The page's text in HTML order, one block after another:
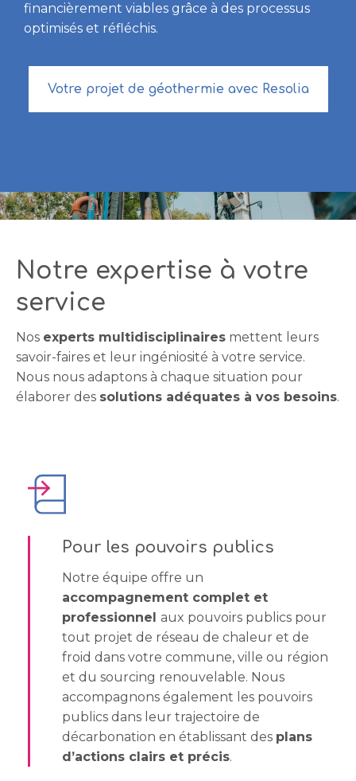
financièrement viables grâce à des processus
optimisés et réfléchis.
Votre projet de géothermie avec Resolia
Notre expertise à votre
service
Nos experts multidisciplinaires mettent leurs
savoir-faires et leur ingéniosité à votre service.
Nous nous adaptons à chaque situation pour
élaborer des solutions adéquates à vos besoins.
Pour les pouvoirs publics
Notre équipe offre un
accompagnement complet et
professionnel aux pouvoirs publics pour
tout projet de réseau de chaleur et de
froid dans votre commune, ville ou région
et du sourcing renouvelable. Nous
accompagnons également les pouvoirs
publics dans leur trajectoire de
décarbonation en établissant des plans
d’actions clairs et précis.